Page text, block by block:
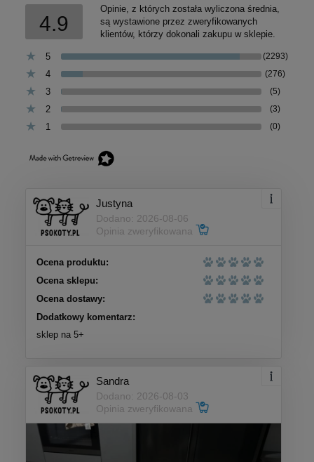
4.9
Opinie, z których została wyliczona średnia,
są wystawione przez zweryfikowanych
klientów, którzy dokonali zakupu w sklepie.
5 (2293)
4 (276)
3 (5)
2 (3)
1 (0)
Justyna
Dodano: 2026-08-06
Opinia zweryfikowana
Ocena produktu:
Ocena sklepu:
Ocena dostawy:
Dodatkowy komentarz:
sklep na 5+
Sandra
Dodano: 2026-08-03
Opinia zweryfikowana